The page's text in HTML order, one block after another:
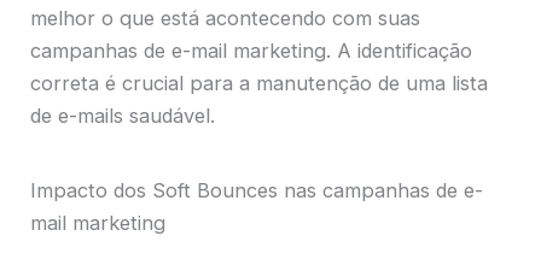
melhor o que está acontecendo com suas
campanhas de e-mail marketing. A identificação
correta é crucial para a manutenção de uma lista
de e-mails saudável.
Impacto dos Soft Bounces nas campanhas de e-
mail marketing